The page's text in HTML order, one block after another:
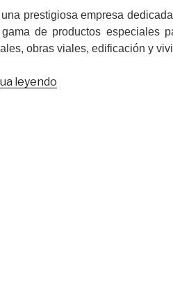
una prestigiosa empresa
de productos especiales
obras viales, edificación y
leyendo